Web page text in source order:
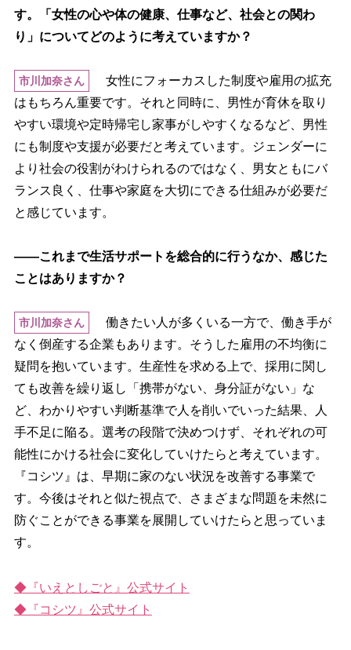
す。「女性の心や体の健康、仕事など、社会との関わ
り」についてどのように考えていますか？
市川加奈さん
女性にフォーカスした制度や雇用の拡充
はもちろん重要です。それと同時に、男性が育休を取り
すい環境や定時帰宅し家事がしやすくなるなど、男性
にも制度や支援が必要だと考えています。ジェンダーに
より社会の役割がわけられるのではなく、男女ともにバ
ランス良く、仕事や家庭を大切にできる仕組みが必要だ
と感じています。
――これまで生活サポートを総合的に行うなか、感じた
ことはありますか？
市川加奈さん
働きたい人が多くいる一方で、働き手が
なく倒産する企業もあります。そうした雇用の不均衡に
疑問を抱いています。生産性を求める上で、採用に関し
ても改善を繰り返し「携帯がない、身分証がない」な
ど、わかりやすい判断基準で人を削いでいった結果、人
手不足に陥る。選考の段階で決めつけず、それぞれの可
能性にかける社会に変化していけたらと考えています。
『コシツ』は、早期に家のない状況を改善する事業で
す。今後はそれと似た視点で、さまざまな問題を未然に
防ぐことができる事業を展開していけたらと思っていま
す。
◆『いえとしごと』公式サイト
◆『コシツ』公式サイト